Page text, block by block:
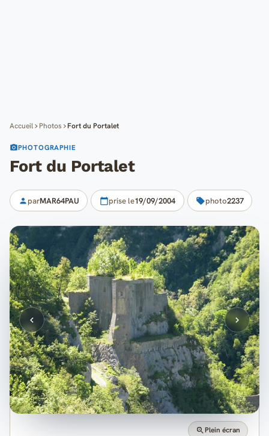
Accueil Photos Fort du Portalet
PHOTOGRAPHIE
Fort du Portalet
parMAR64PAU prise le19/09/2004 photo2237
Plein écran